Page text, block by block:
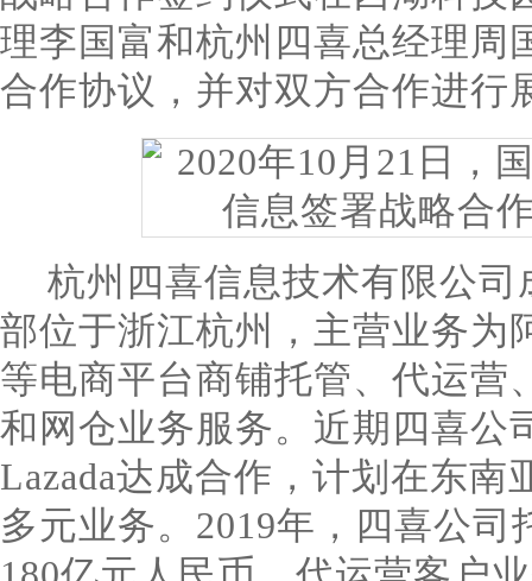
理李国富和杭州四喜总经理周
合作协议，并对双方合作进行
杭州四喜信息技术有限公司
部位于浙江杭州，主营业务为
等电商平台商铺托管、代运营
和网仓业务服务。近期四喜公
Lazada达成合作，计划在东南
多元业务。2019年，四喜公